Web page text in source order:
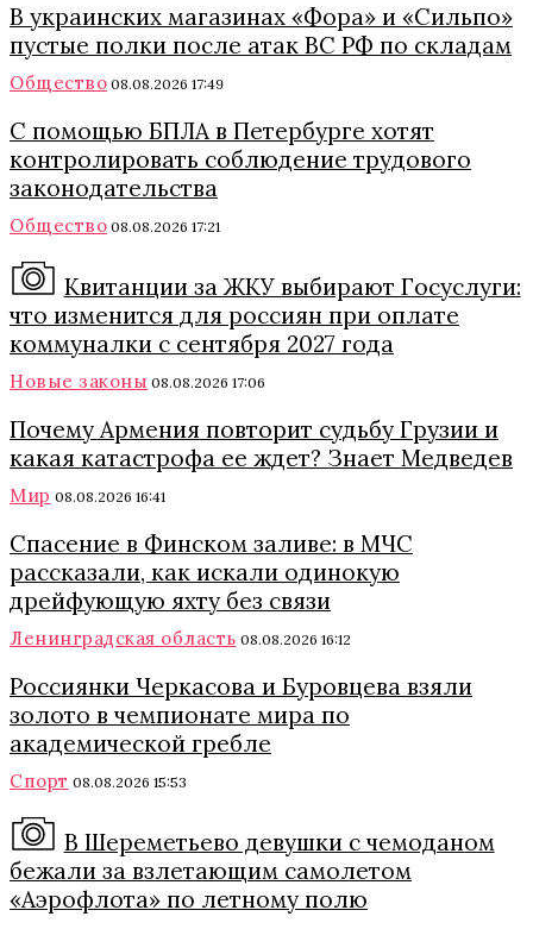
В украинских магазинах «Фора» и «Сильпо»
пустые полки после атак ВС РФ по складам
Общество 08.08.2026 17:49
С помощью БПЛА в Петербурге хотят
контролировать соблюдение трудового
законодательства
Общество 08.08.2026 17:21
Квитанции за ЖКУ выбирают Госуслуги:
что изменится для россиян при оплате
коммуналки с сентября 2027 года
Новые законы 08.08.2026 17:06
Почему Армения повторит судьбу Грузии и
какая катастрофа ее ждет? Знает Медведев
Мир 08.08.2026 16:41
Спасение в Финском заливе: в МЧС
рассказали, как искали одинокую
дрейфующую яхту без связи
Ленинградская область 08.08.2026 16:12
Россиянки Черкасова и Буровцева взяли
золото в чемпионате мира по
академической гребле
Спорт 08.08.2026 15:53
В Шереметьево девушки с чемоданом
бежали за взлетающим самолетом
«Аэрофлота» по летному полю